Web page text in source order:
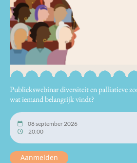
Publiekswebinar diversiteit en palliatieve
wat iemand belangrijk vindt?
08 september 2026
20:00
Aanmelden